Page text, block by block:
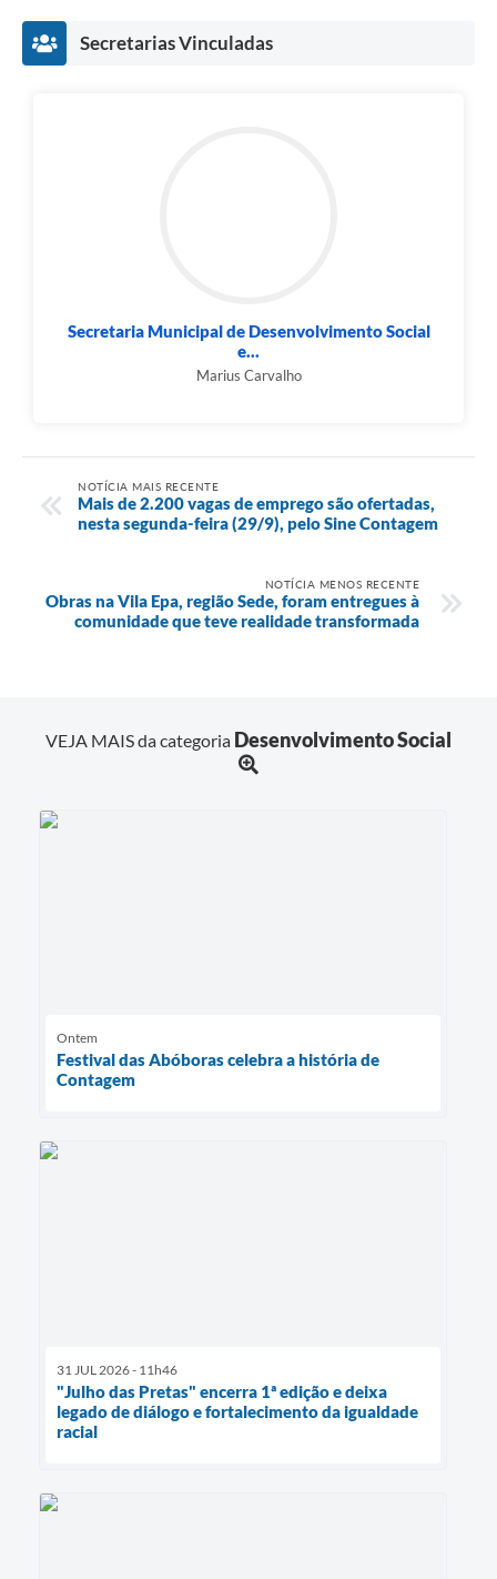
Secretarias Vinculadas
Secretaria Municipal de Desenvolvimento Social
e...
Marius Carvalho
NOTÍCIA MAIS RECENTE
Mais de 2.200 vagas de emprego são ofertadas,
nesta segunda-feira (29/9), pelo Sine Contagem
NOTÍCIA MENOS RECENTE
Obras na Vila Epa, região Sede, foram entregues à
comunidade que teve realidade transformada
VEJA MAIS da categoria Desenvolvimento Social
Ontem
Festival das Abóboras celebra a história de
Contagem
31 JUL 2026 - 11h46
"Julho das Pretas" encerra 1ª edição e deixa
legado de diálogo e fortalecimento da igualdade
racial